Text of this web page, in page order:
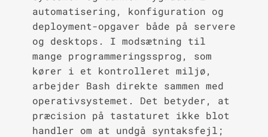
automatisering, konfiguration og
deployment-opgaver både på servere
og desktops. I modsætning til
mange programmeringssprog, som
kører i et kontrolleret miljø,
arbejder Bash direkte sammen med
operativsystemet. Det betyder, at
præcision på tastaturet ikke blot
handler om at undgå syntaksfejl;